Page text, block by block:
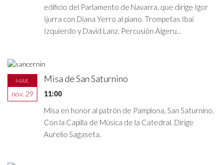
edificio del Parlamento de Navarra, que dirige Igor
Ijurra con Diana Yerro al piano. Trompetas Ibai
Izquierdo y David Lanz. Percusión Aigeru...
MAR.
nov. 29
Misa de San Saturnino
11:00
Misa en honor al patrón de Pamplona, San Saturnino.
Con la Capilla de Música de la Catedral. Dirige
Aurelio Sagaseta.